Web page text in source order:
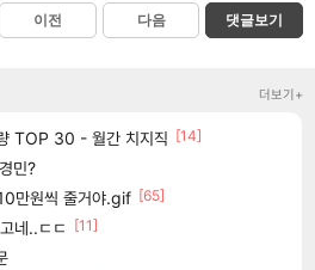
이전 다음 댓글보기
더보기+
TOP 30 - 월간 치지직 [14]
민?
만원씩 줄거야.gif [65]
네..ㄷㄷ
[11]